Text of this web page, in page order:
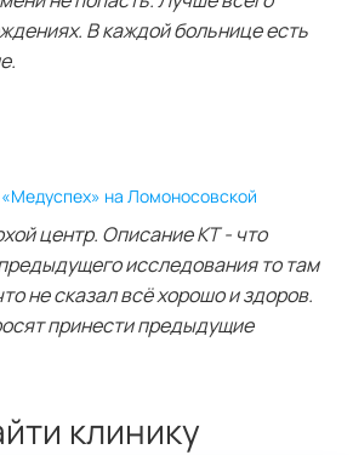
В каждой больнице есть
на Ломоносовской
центр. Описание КТ - что
исследования то там
не сказал всё хорошо и здоров.
принести предыдущие
клинику